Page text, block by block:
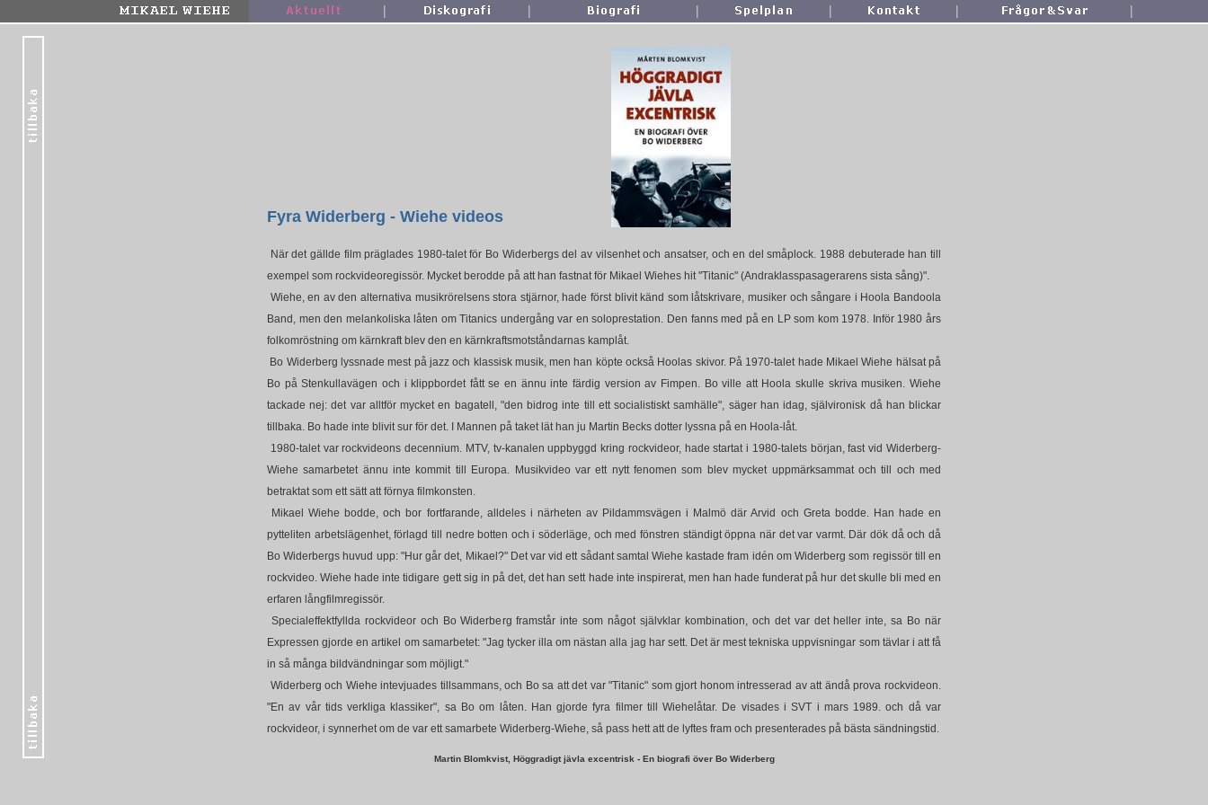
| | | | | |
Fyra Widerberg - Wiehe videos
När det gällde film präglades 1980-talet för Bo Widerbergs del av vilsenhet och ansatser, och en del småplock. 1988 debuterade han till
exempel som rockvideoregissör. Mycket berodde på att han fastnat för Mikael Wiehes hit "Titanic" (Andraklasspasagerarens sista sång)".
Wiehe, en av den alternativa musikrörelsens stora stjärnor, hade först blivit känd som låtskrivare, musiker och sångare i Hoola Bandoola
Band, men den melankoliska låten om Titanics undergång var en soloprestation. Den fanns med på en LP som kom 1978. Inför 1980 års
folkomröstning om kärnkraft blev den en kärnkraftsmotståndarnas kamplåt.
Bo Widerberg lyssnade mest på jazz och klassisk musik, men han köpte också Hoolas skivor. På 1970-talet hade Mikael Wiehe hälsat på
Bo på Stenkullavägen och i klippbordet fått se en ännu inte färdig version av Fimpen. Bo ville att Hoola skulle skriva musiken. Wiehe
tackade nej: det var alltför mycket en bagatell, "den bidrog inte till ett socialistiskt samhälle", säger han idag, självironisk då han blickar
tillbaka. Bo hade inte blivit sur för det. I Mannen på taket lät han ju Martin Becks dotter lyssna på en Hoola-låt.
1980-talet var rockvideons decennium. MTV, tv-kanalen uppbyggd kring rockvideor, hade startat i 1980-talets början, fast vid Widerberg-
Wiehe samarbetet ännu inte kommit till Europa. Musikvideo var ett nytt fenomen som blev mycket uppmärksammat och till och med
betraktat som ett sätt att förnya filmkonsten.
Mikael Wiehe bodde, och bor fortfarande, alldeles i närheten av Pildammsvägen i Malmö där Arvid och Greta bodde. Han hade en
pytteliten arbetslägenhet, förlagd till nedre botten och i söderläge, och med fönstren ständigt öppna när det var varmt. Där dök då och då
Bo Widerbergs huvud upp: "Hur går det, Mikael?" Det var vid ett sådant samtal Wiehe kastade fram idén om Widerberg som regissör till en
rockvideo. Wiehe hade inte tidigare gett sig in på det, det han sett hade inte inspirerat, men han hade funderat på hur det skulle bli med en
erfaren långfilmregissör.
Specialeffektfyllda rockvideor och Bo Widerberg framstår inte som något självklar kombination, och det var det heller inte, sa Bo när
Expressen gjorde en artikel om samarbetet: "Jag tycker illa om nästan alla jag har sett. Det är mest tekniska uppvisningar som tävlar i att få
in så många bildvändningar som möjligt."
Widerberg och Wiehe intevjuades tillsammans, och Bo sa att det var "Titanic" som gjort honom intresserad av att ändå prova rockvideon.
"En av vår tids verkliga klassiker", sa Bo om låten. Han gjorde fyra filmer till Wiehelåtar. De visades i SVT i mars 1989. och då var
rockvideor, i synnerhet om de var ett samarbete Widerberg-Wiehe, så pass hett att de lyftes fram och presenterades på bästa sändningstid.
Martin Blomkvist, Höggradigt jävla excentrisk - En biografi över Bo Widerberg